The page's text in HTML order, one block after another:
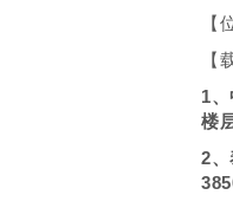
【
【
1
楼
2